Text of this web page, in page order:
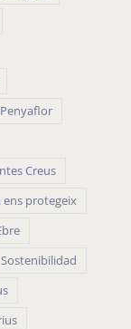
Creus
ens protegeix
Sostenibilidad